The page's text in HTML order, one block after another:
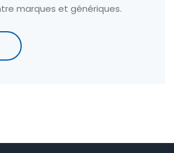
marques et génériques.